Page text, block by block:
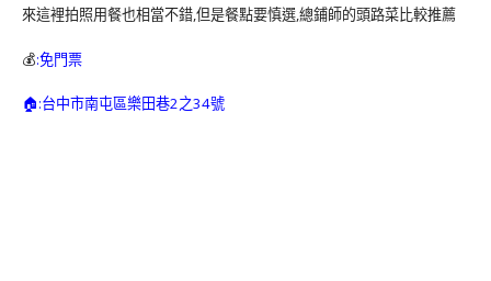
來這裡拍照用餐也相當不錯,但是餐點要慎選,總鋪師的頭路菜比較推薦
💰:免門票
🏠:台中市南屯區樂田巷2之34號